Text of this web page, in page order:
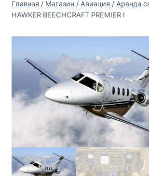
Главная / Магазин / Авиация / Аренда
HAWKER BEECHCRAFT PREMIER I